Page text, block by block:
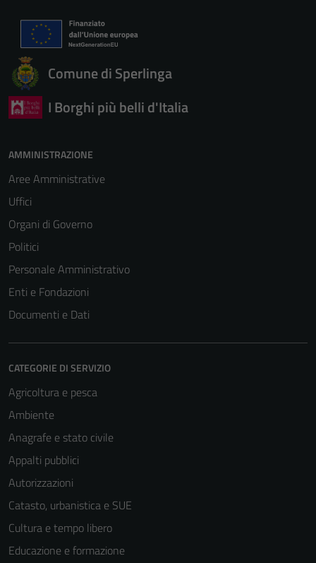
Comune di Sperlinga
I Borghi più belli d'Italia
AMMINISTRAZIONE
Aree Amministrative
Uffici
Organi di Governo
Politici
Personale Amministrativo
Enti e Fondazioni
Documenti e Dati
CATEGORIE DI SERVIZIO
Agricoltura e pesca
Ambiente
Anagrafe e stato civile
Appalti pubblici
Autorizzazioni
Catasto, urbanistica e SUE
Cultura e tempo libero
Educazione e formazione